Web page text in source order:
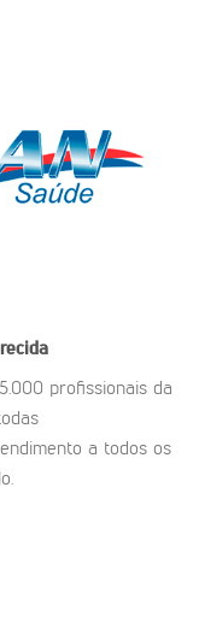
profissionais da
a todos os